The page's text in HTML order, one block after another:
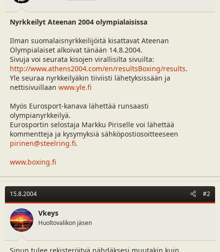
j
u
a
l
o
i
t
t
a
a
i
v
m
ä
ä
r
ä
Nyrkkeilyt Ateenan 2004 olympialaisissa
Ilman suomalaisnyrkkeilijöitä kisattavat Ateenan
Olympialaiset alkoivat tänään 14.8.2004.
Sivuja voi seurata kisojen virallisilta sivuilta:
http://www.athens2004.com/en/resultsBoxing/results.
Yle seuraa nyrkkeilyäkin tiiviisti lähetyksissään ja
nettisivuillaan www.yle.fi
Myös Eurosport-kanava lähettää runsaasti
olympianyrkkeilyä.
Eurosportin selostaja Markku Piriselle voi lähettää
kommentteja ja kysymyksiä sähköpostiosoitteeseen
pirinen@steelring.fi.
www.boxing.fi
15.8.2004 #2
Vkeys
Huoltovalikon jäsen